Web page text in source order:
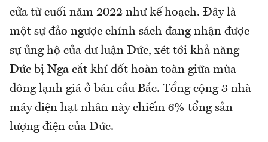
cửa từ cuối năm 2022 như kế hoạch. Đây là
một sự đảo ngược chính sách đang nhận được
sự ủng hộ của dư luận Đức, xét tới khả năng
Đức bị Nga cắt khí đốt hoàn toàn giữa mùa
đông lạnh giá ở bán cầu Bắc. Tổng cộng 3 nhà
máy điện hạt nhân này chiếm 6% tổng sản
lượng điện của Đức.